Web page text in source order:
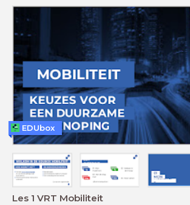
Les 1 VRT Mobiliteit
EDUbox